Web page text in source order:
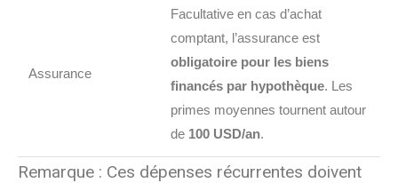
Assurance
Facultative en cas d’achat
comptant, l’assurance est
obligatoire pour les biens
financés par hypothèque. Les
primes moyennes tournent autour
de 100 USD/an.
Remarque : Ces dépenses récurrentes doivent